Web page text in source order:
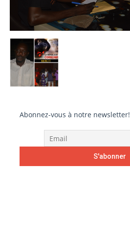
Abonnez-vous à notre newsletter!